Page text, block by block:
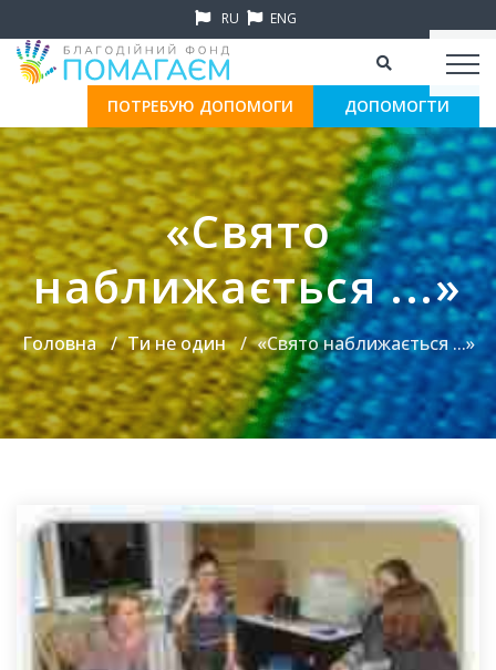
RU ENG
ПОТРЕБУЮ ДОПОМОГИ ДОПОМОГТИ
«Свято
наближається ...»
Головна Ти не один «Свято наближається ...»